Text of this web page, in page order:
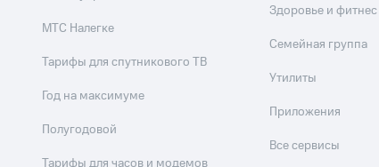
МТС Налегке
Тарифы для спутникового ТВ
Год на максимуме
Полугодовой
Здоровье и фитнес
Семейная группа
Утилиты
Приложения
Все сервисы